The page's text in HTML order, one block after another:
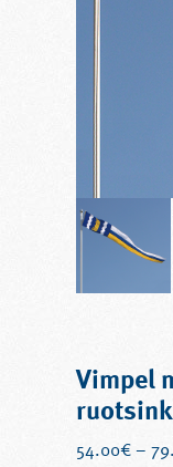
Vimpel
54.00€–